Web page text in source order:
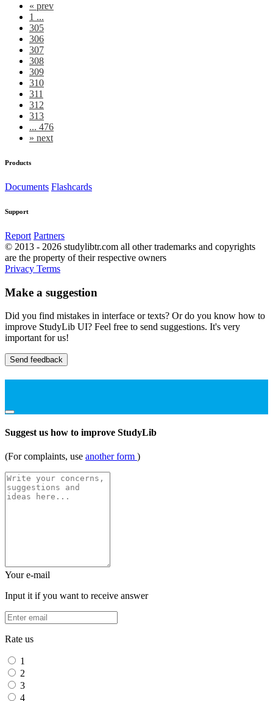
« prev
1 ...
305
306
307
308
309
310
311
312
313
... 476
» next
Products
Documents Flashcards
Support
Report Partners
© 2013 - 2026 studylibtr.com all other trademarks and copyrights
are the property of their respective owners
Privacy Terms
Make a suggestion
Did you find mistakes in interface or texts? Or do you know how to
improve StudyLib UI? Feel free to send suggestions. It's very
important for us!
Send feedback
Suggest us how to improve StudyLib
(For complaints, use another form )
Your e-mail
Input it if you want to receive answer
Rate us
1
2
3
4